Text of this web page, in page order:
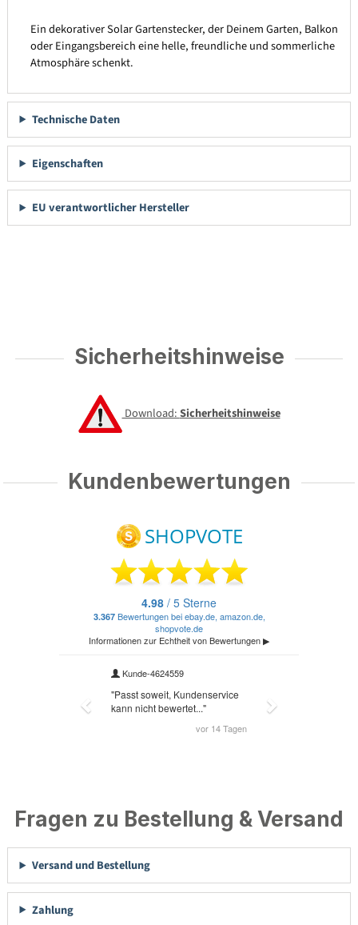
Ein dekorativer Solar Gartenstecker, der Deinem Garten, Balkon
oder Eingangsbereich eine helle, freundliche und sommerliche
Atmosphäre schenkt.
Technische Daten
Eigenschaften
EU verantwortlicher Hersteller
Sicherheitshinweise
Download:Sicherheitshinweise
Kundenbewertungen
Fragen zu Bestellung & Versand
Versand und Bestellung
Zahlung